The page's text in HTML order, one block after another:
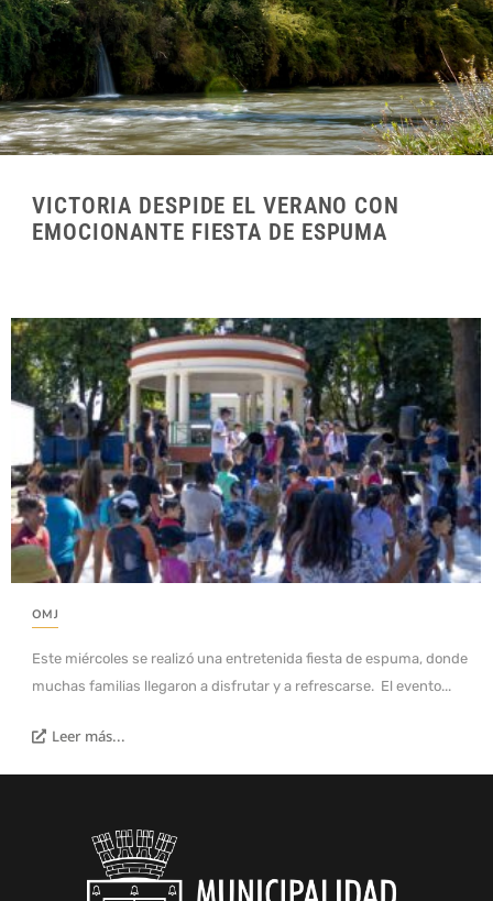
VICTORIA DESPIDE EL VERANO CON
EMOCIONANTE FIESTA DE ESPUMA
OMJ
Este miércoles se realizó una entretenida fiesta de espuma, donde
muchas familias llegaron a disfrutar y a refrescarse. El evento...
Leer más...